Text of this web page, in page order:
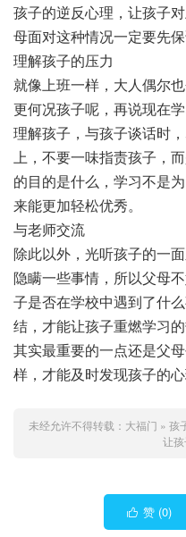
孩子的逆反心理，让孩子
母面对这种情况一定要先
理解孩子的压力
就像上班一样，大人偶尔
更何况孩子呢，再说现在
理解孩子，与孩子谈话时
上，不要一味指责孩子，
的目的是什么，学习不是
来能更加轻松优秀。
与老师交流
除此以外，光听孩子的一
隐瞒一些事情，所以父母
子是否在学校中遇到了什
结，才能让孩子重燃学习的
其实最重要的一点还是父
样，才能及时发现孩子的
未经允许不得转载： 大福门 » 孩
让
 赞 (0)